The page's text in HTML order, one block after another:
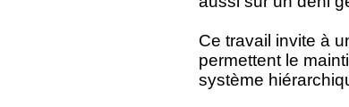
Ce travail invite à
permettent le
système